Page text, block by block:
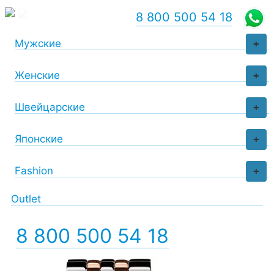
+
Мужские
+
Женские
+
Швейцарские
+
Японские
+
Fashion
Outlet
8 800 500 54 18
8 800 500 54 18